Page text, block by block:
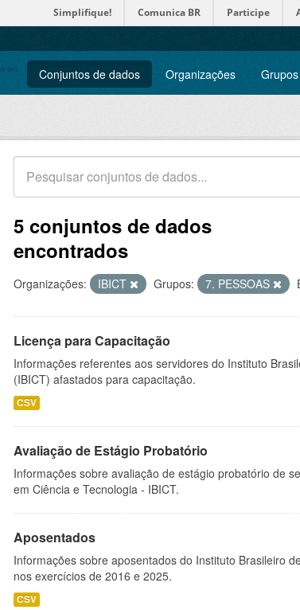
Simplifique! Comunica BR Participe
Conjuntos de dados Organizações Grupos
5 conjuntos de dados
encontrados
Organizações: IBICT Grupos: 7. PESSOAS
Licença para Capacitação
Informações referentes aos servidores do Instituto
(IBICT) afastados para capacitação.
CSV
Avaliação de Estágio Probatório
Informações sobre avaliação de estágio probatório de
em Ciência e Tecnologia - IBICT.
Aposentados
Informações sobre aposentados do Instituto Brasileiro
nos exercícios de 2016 e 2025.
CSV